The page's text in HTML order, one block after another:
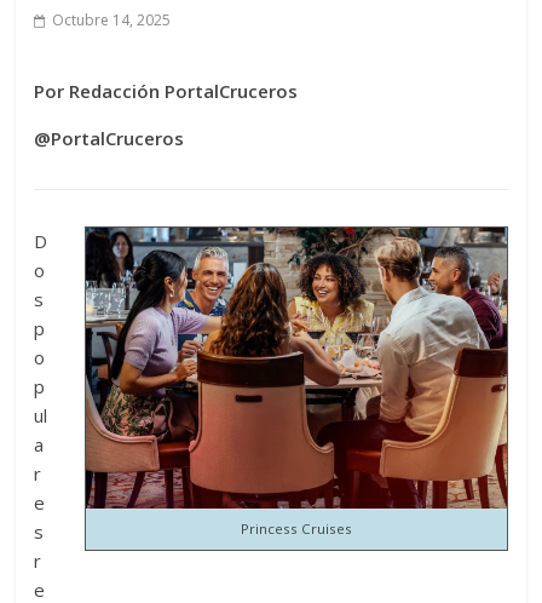
Octubre 14, 2025
Por Redacción PortalCruceros
@PortalCruceros
Princess Cruises
D
o
s
p
o
p
ul
a
r
e
s
r
e